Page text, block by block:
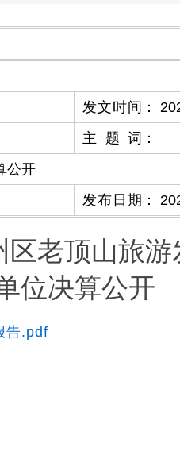
发文时间 ：
主题词 ：
公开
发布日期 ：
老顶山旅
位决算公开
告.pdf